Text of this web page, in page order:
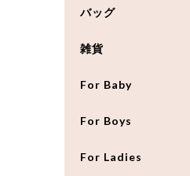
バッグ
雑貨
For Baby
For Boys
For Ladies